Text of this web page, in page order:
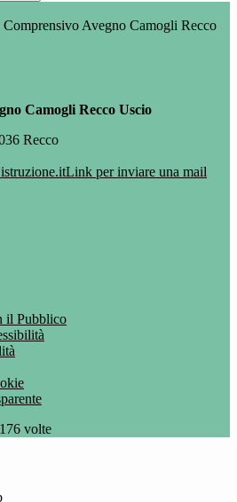
Comprensivo Avegno Camogli Recco
Camogli Recco Uscio
Recco
Link per inviare una mail
il Pubblico
volte